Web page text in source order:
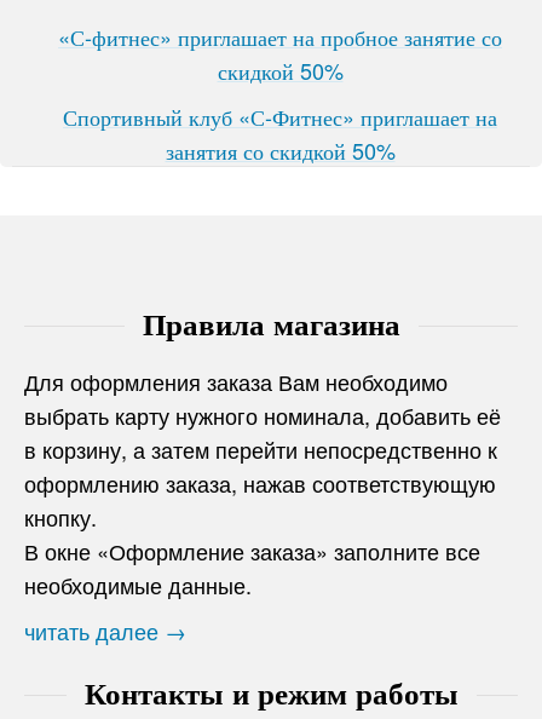
«С-фитнес» приглашает на пробное занятие со
скидкой 50%
Спортивный клуб «С-Фитнес» приглашает на
занятия со скидкой 50%
Правила магазина
Для оформления заказа Вам необходимо
выбрать карту нужного номинала, добавить её
в корзину, а затем перейти непосредственно к
оформлению заказа, нажав соответствующую
кнопку.
В окне «Оформление заказа» заполните все
необходимые данные.
читать далее →
Контакты и режим работы